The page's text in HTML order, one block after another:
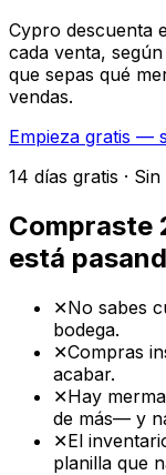
Cypro descuenta
cada venta,
que sepas qué
vendas.
Empieza gratis —
14 días gratis ·
Compraste
está
✕No sabes
bodega.
✕Compras
acabar.
✕Hay
de más— y
✕El
planilla que